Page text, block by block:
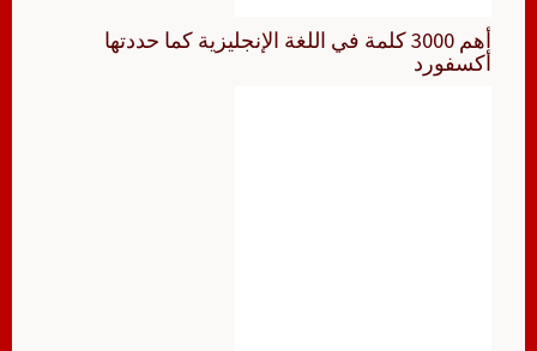
أهم 3000 كلمة في اللغة الإنجليزية كما حددتها
أكسفورد